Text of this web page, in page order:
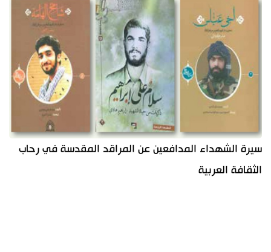
سيرة الشهداء المدافعين عن المراقد المقدسة في رحاب
الثقافة العربية